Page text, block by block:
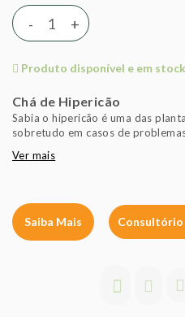
+
-
Produto disponível e em stock
Chá de Hipericão
Sabia o hipericão é uma das
sobretudo em casos de
Ver mais
Saiba Mais Consultório